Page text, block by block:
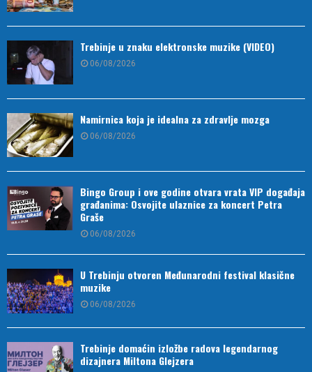
Trebinje u znaku elektronske muzike (VIDEO)
06/08/2026
Namirnica koja je idealna za zdravlje mozga
06/08/2026
Bingo Group i ove godine otvara vrata VIP događaja
građanima: Osvojite ulaznice za koncert Petra
Graše
06/08/2026
U Trebinju otvoren Međunarodni festival klasične
muzike
06/08/2026
Trebinje domaćin izložbe radova legendarnog
dizajnera Miltona Glejzera